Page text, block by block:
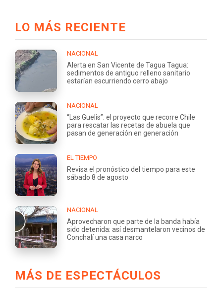
LO MÁS RECIENTE
NACIONAL
Alerta en San Vicente de Tagua Tagua:
sedimentos de antiguo relleno sanitario
estarían escurriendo cerro abajo
NACIONAL
“Las Guelis”: el proyecto que recorre Chile
para rescatar las recetas de abuela que
pasan de generación en generación
EL TIEMPO
Revisa el pronóstico del tiempo para este
sábado 8 de agosto
NACIONAL
Aprovecharon que parte de la banda había
sido detenida: así desmantelaron vecinos de
Conchalí una casa narco
MÁS DE ESPECTÁCULOS